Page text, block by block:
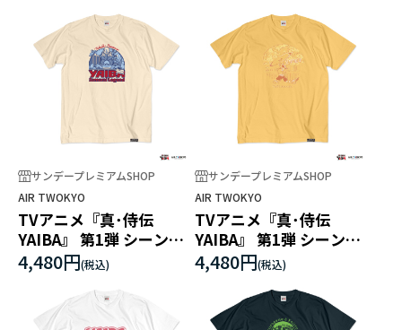
サンデープレミアムSHOP
AIR TWOKYO
TVアニメ『真･侍伝
YAIBA』 第1弾 シーンイ
ラストTシャツ 2（鬼丸
猛）
4,480円
サンデープレミアムSHOP
AIR TWOKYO
TVアニメ『真･侍伝
YAIBA』 第1弾 シーンイ
ラストTシャツ 3（せんぷ
う剣）
4,480円